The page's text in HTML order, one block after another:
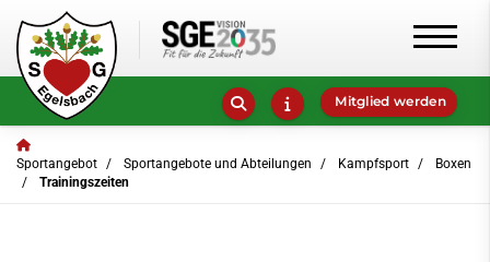
Mitglied werden
Sportangebot Sportangebote und Abteilungen Kampfsport
Boxen
Trainingszeiten